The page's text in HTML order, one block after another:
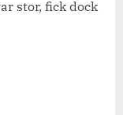
stor, fick dock